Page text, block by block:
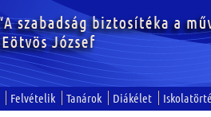
Felvételik Tanárok Diákélet